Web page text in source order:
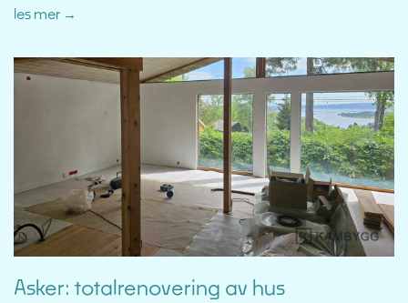
les mer
Asker: totalrenovering av hus